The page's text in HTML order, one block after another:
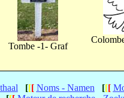
Tombe -1- Graf
[[[ Noms - Namen [[[